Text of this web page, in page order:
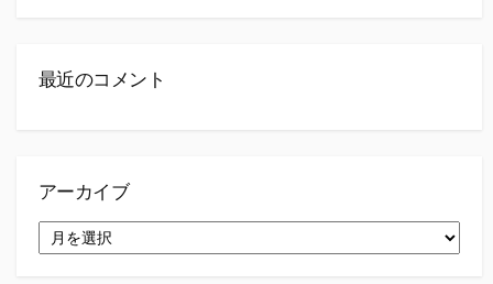
最近のコメント
アーカイブ
ー